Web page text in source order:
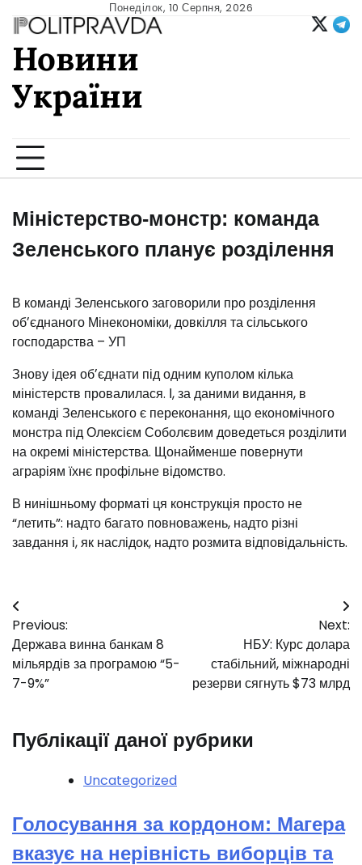
content
Понеділок, 10 Серпня, 2026
Новини
України
Міністерство-монстр: команда
Зеленського планує розділення
В команді Зеленського заговорили про розділення
обʼєднаного Мінекономіки, довкілля та сільського
господарства – УП
Знову ідея обʼєднати під одним куполом кілька
міністерств провалилася. І, за даними видання, в
команді Зеленського є переконання, що економічного
монстра під Олексієм Соболєвим доведеться розділити
на окремі міністерства. Щонайменше повернути
аграріям їхнє профільне відомство.
В нинішньому форматі ця конструкція просто не
“летить”: надто багато повноважень, надто різні
завдання і, як наслідок, надто розмита відповідальність.
Навігація
записів
Previous:
Держава винна банкам 8
мільярдів за програмою “5-
7-9%”
Next:
НБУ: Курс долара
стабільний, міжнародні
резерви сягнуть $73 млрд
Публікації даної рубрики
Uncategorized
Голосування за кордоном: Магера
вказує на нерівність виборців та